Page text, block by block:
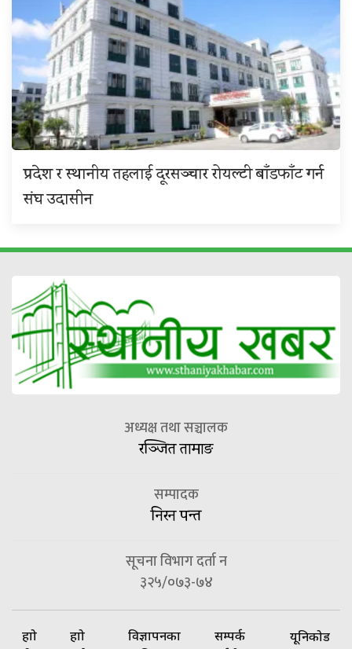
प्रदेश र स्थानीय तहलाई दूरसञ्चार रोयल्टी बाँडफाँट गर्न
संघ उदासीन
अध्यक्ष तथा सञ्चालक
रञ्जित तामाङ
सम्पादक
निरन पन्त
सूचना विभाग दर्ता न
३२५/०७३-७४
हाम्रो
हाम्रो
विज्ञापनका
सम्पर्क
यूनिकोड